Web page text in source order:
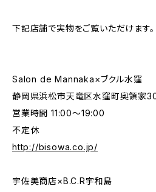
下記店舗で実物をご覧いただけます。
Salon de Mannaka×ブクル水窪
静岡県浜松市天竜区水窪町奥領家
営業時間 11:00〜19:00
不定休
http://bisowa.co.jp/
宇佐美商店×B.C.R宇和島